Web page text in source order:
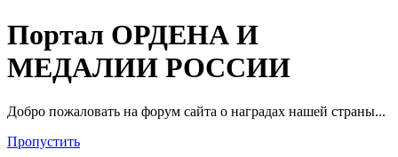
Портал ОРДЕНА И
МЕДАЛИИ РОССИИ
Добро пожаловать на форум сайта о наградах нашей страны...
Пропустить